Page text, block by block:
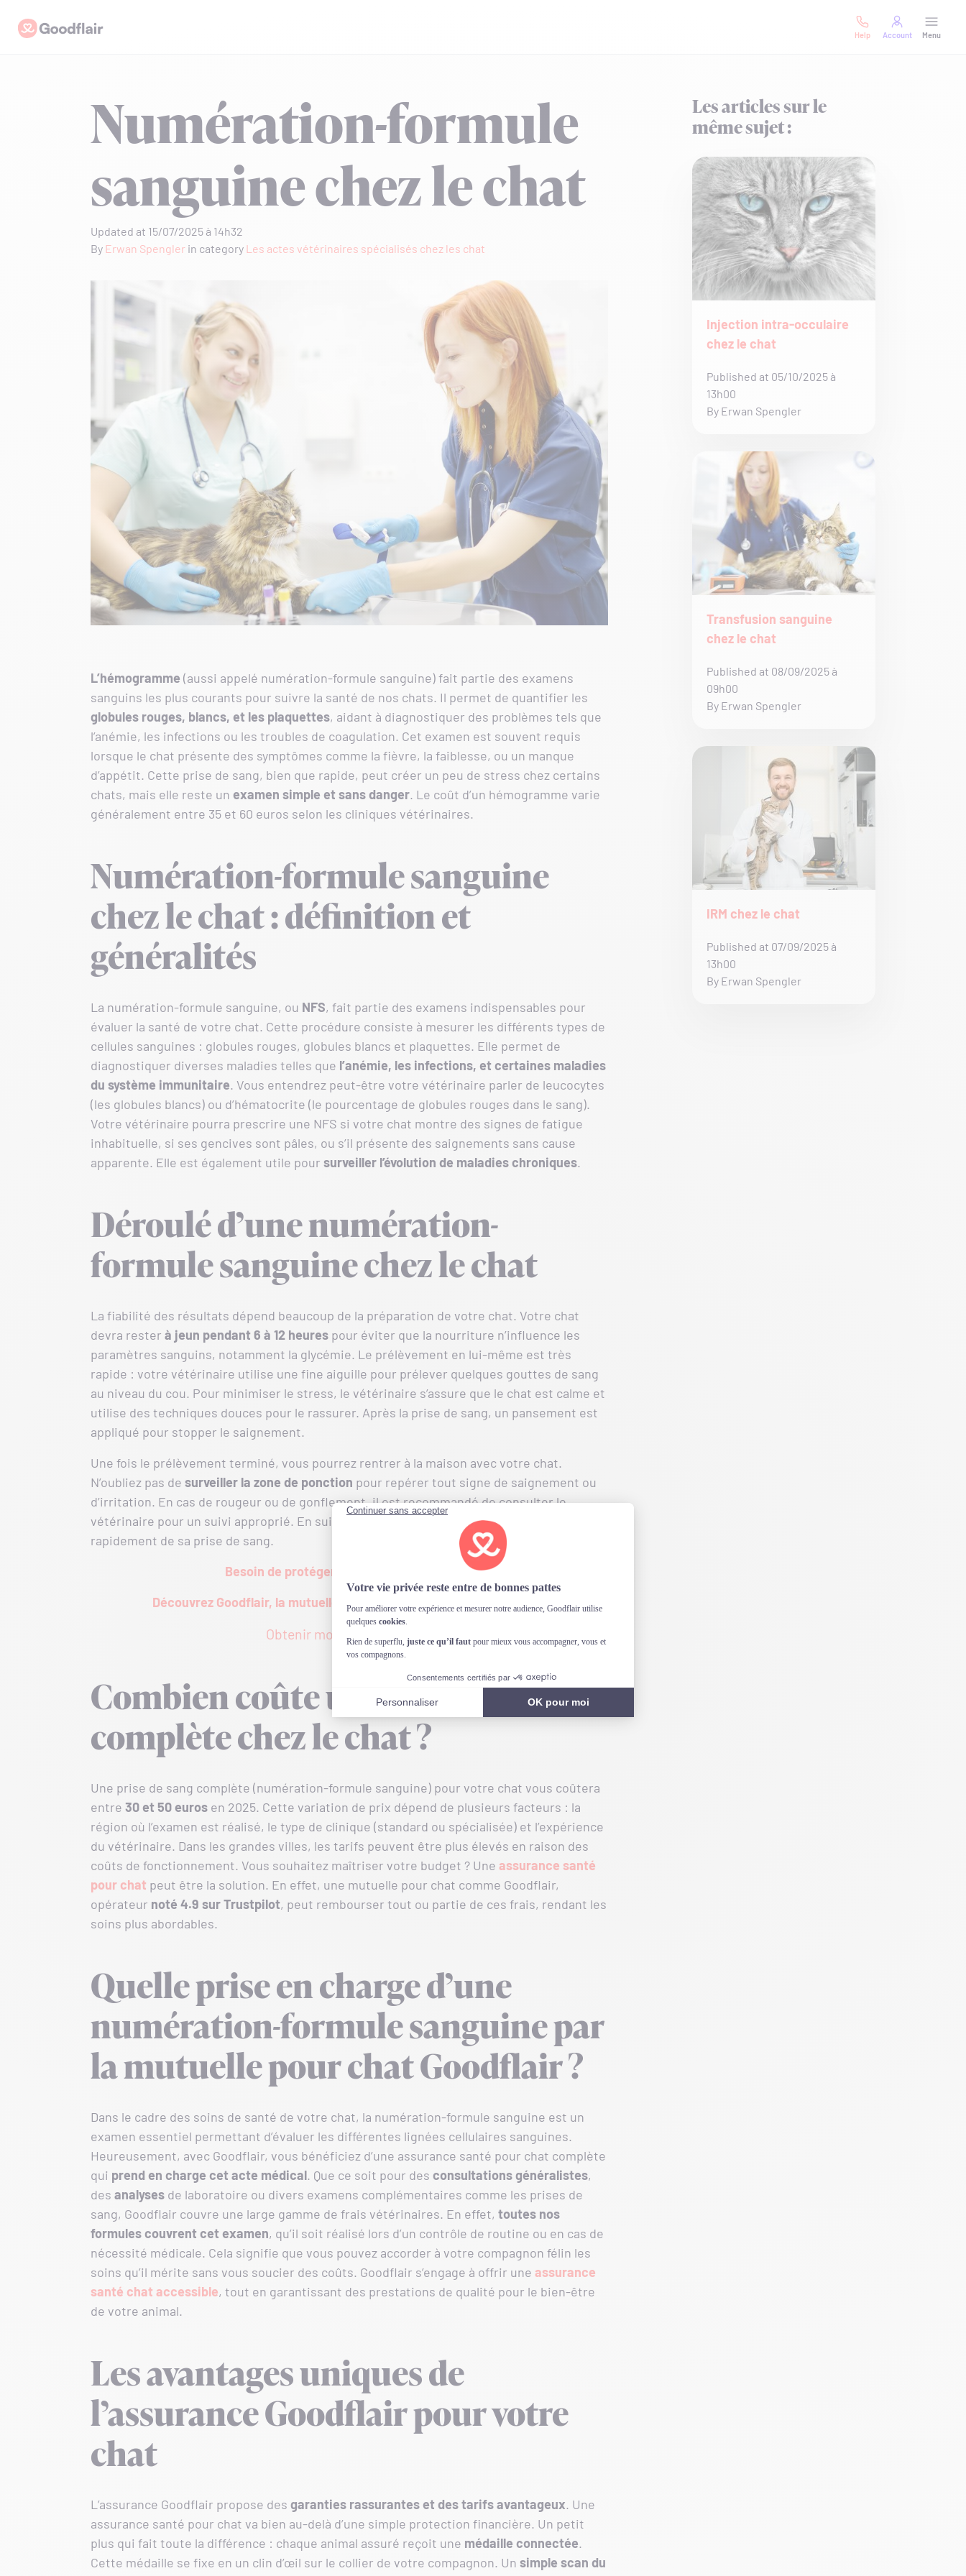
content
Goodflair
Help Account Menu
Numération-formule
sanguine chez le chat
Updated at 15/07/2025 à 14h32
By Erwan Spengler in category Les actes vétérinaires spécialisés chez les chat
L’hémogramme (aussi appelé numération-formule sanguine) fait partie des examens
sanguins les plus courants pour suivre la santé de nos chats. Il permet de quantifier les
globules rouges, blancs, et les plaquettes, aidant à diagnostiquer des problèmes tels que
l’anémie, les infections ou les troubles de coagulation. Cet examen est souvent requis
lorsque le chat présente des symptômes comme la fièvre, la faiblesse, ou un manque
d’appétit. Cette prise de sang, bien que rapide, peut créer un peu de stress chez certains
chats, mais elle reste un examen simple et sans danger. Le coût d’un hémogramme varie
généralement entre 35 et 60 euros selon les cliniques vétérinaires.
Numération-formule sanguine
chez le chat : définition et
généralités
La numération-formule sanguine, ou NFS, fait partie des examens indispensables pour
évaluer la santé de votre chat. Cette procédure consiste à mesurer les différents types de
cellules sanguines : globules rouges, globules blancs et plaquettes. Elle permet de
diagnostiquer diverses maladies telles que l’anémie, les infections, et certaines maladies
du système immunitaire. Vous entendrez peut-être votre vétérinaire parler de leucocytes
(les globules blancs) ou d’hématocrite (le pourcentage de globules rouges dans le sang).
Votre vétérinaire pourra prescrire une NFS si votre chat montre des signes de fatigue
inhabituelle, si ses gencives sont pâles, ou s’il présente des saignements sans cause
apparente. Elle est également utile pour surveiller l’évolution de maladies chroniques.
Déroulé d’une numération-
formule sanguine chez le chat
La fiabilité des résultats dépend beaucoup de la préparation de votre chat. Votre chat
devra rester à jeun pendant 6 à 12 heures pour éviter que la nourriture n’influence les
paramètres sanguins, notamment la glycémie. Le prélèvement en lui-même est très
rapide : votre vétérinaire utilise une fine aiguille pour prélever quelques gouttes de sang
au niveau du cou. Pour minimiser le stress, le vétérinaire s’assure que le chat est calme et
utilise des techniques douces pour le rassurer. Après la prise de sang, un pansement est
appliqué pour stopper le saignement.
Une fois le prélèvement terminé, vous pourrez rentrer à la maison avec votre chat.
N’oubliez pas de surveiller la zone de ponction pour repérer tout signe de saignement ou
d’irritation. En cas de rougeur ou de gonflement, il est recommandé de consulter le
vétérinaire pour un suivi approprié. En suivant ces conseils, votre petit félin se remettra
rapidement de sa prise de sang.
Besoin de protéger la santé de votre chat ?
Découvrez Goodflair, la mutuelle animale au remboursement en 48h.
Obtenir mon tarif en 1 min
Combien coûte une prise de sang
complète chez le chat ?
Une prise de sang complète (numération-formule sanguine) pour votre chat vous coûtera
entre 30 et 50 euros en 2025. Cette variation de prix dépend de plusieurs facteurs : la
région où l’examen est réalisé, le type de clinique (standard ou spécialisée) et l’expérience
du vétérinaire. Dans les grandes villes, les tarifs peuvent être plus élevés en raison des
coûts de fonctionnement. Vous souhaitez maîtriser votre budget ? Une assurance santé
pour chat peut être la solution. En effet, une mutuelle pour chat comme Goodflair,
opérateur noté 4.9 sur Trustpilot, peut rembourser tout ou partie de ces frais, rendant les
soins plus abordables.
Quelle prise en charge d’une
numération-formule sanguine par
la mutuelle pour chat Goodflair ?
Dans le cadre des soins de santé de votre chat, la numération-formule sanguine est un
examen essentiel permettant d’évaluer les différentes lignées cellulaires sanguines.
Heureusement, avec Goodflair, vous bénéficiez d’une assurance santé pour chat complète
qui prend en charge cet acte médical. Que ce soit pour des consultations généralistes,
des analyses de laboratoire ou divers examens complémentaires comme les prises de
sang, Goodflair couvre une large gamme de frais vétérinaires. En effet, toutes nos
formules couvrent cet examen, qu’il soit réalisé lors d’un contrôle de routine ou en cas de
nécessité médicale. Cela signifie que vous pouvez accorder à votre compagnon félin les
soins qu’il mérite sans vous soucier des coûts. Goodflair s’engage à offrir une assurance
santé chat accessible, tout en garantissant des prestations de qualité pour le bien-être
de votre animal.
Les avantages uniques de
l’assurance Goodflair pour votre
chat
L’assurance Goodflair propose des garanties rassurantes et des tarifs avantageux. Une
assurance santé pour chat va bien au-delà d’une simple protection financière. Un petit
plus qui fait toute la différence : chaque animal assuré reçoit une médaille connectée.
Cette médaille se fixe en un clin d’œil sur le collier de votre compagnon. Un simple scan du
Les articles sur le
même sujet :
Injection intra-occulaire
chez le chat
Published at 05/10/2025 à
13h00
By Erwan Spengler
Transfusion sanguine
chez le chat
Published at 08/09/2025 à
09h00
By Erwan Spengler
IRM chez le chat
Published at 07/09/2025 à
13h00
By Erwan Spengler